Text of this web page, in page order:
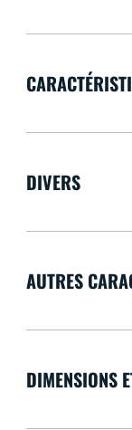
DIVERS
AUTRES
DIMENSIONS